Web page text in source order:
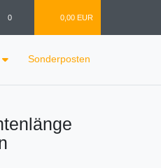
0 0,00 EUR
Sonderposten